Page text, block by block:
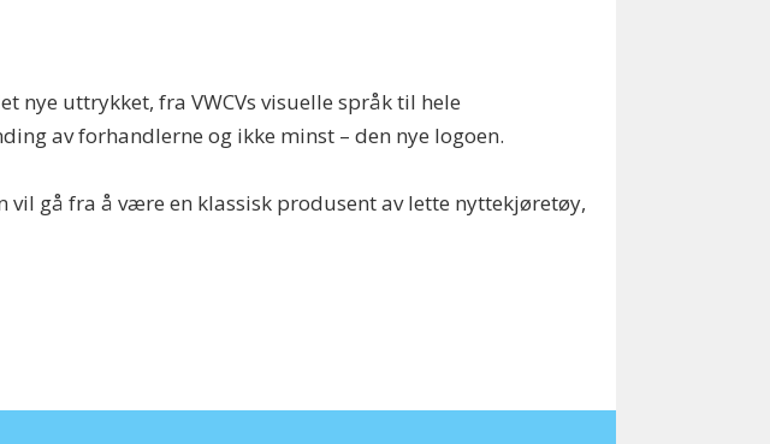
nye uttrykket, fra VWCVs visuelle språk til hele
av forhandlerne og ikke minst – den nye logoen.
gå fra å være en klassisk produsent av lette nyttekjøretøy,